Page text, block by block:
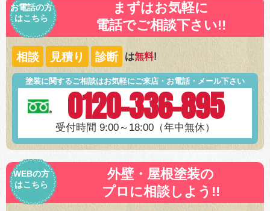
お電話の方
はこちら
まずはお気軽に
電話でご相談下さい!!
相談 見積り 診断 は無料!
塗装に関するご相談はお気軽にご来店・お電話・メール下さい
0120-336-895
受付時間 9:00～18:00（年中無休）
WEBの方
はこちら
外壁・屋根塗装の
プロに相談しよう!!